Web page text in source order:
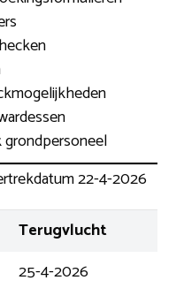
grondpersoneel
22-4-2026
Terugvlucht
25-4-2026